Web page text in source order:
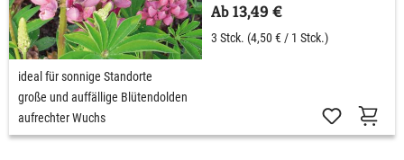
Ab 13,49 €
3 Stck. (4,50 € / 1 Stck.)
ideal für sonnige Standorte
große und auffällige Blütendolden
aufrechter Wuchs